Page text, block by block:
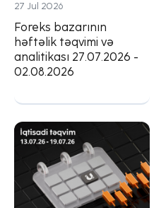
27 Jul 2026
Foreks bazarının
həftəlik təqvimi və
analitikası 27.07.2026 -
02.08.2026